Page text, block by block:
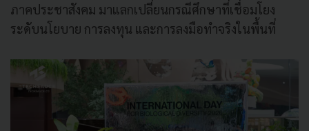
ภาคประชาสังคม มาแลกเปลี่ยนกรณีศึกษาที่เชื่อมโยง
ระดับนโยบาย การลงทุน และการลงมือทำจริงในพื้นที่